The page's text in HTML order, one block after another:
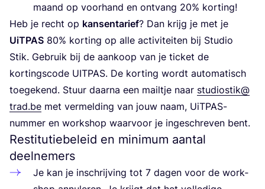
maand op voor­hand en ont­vang 20% korting!
Heb je recht op kan­sen­ta­rief? Dan krijg je met je
UiT­PAS 80% kor­ting op alle acti­vi­tei­ten bij Stu­dio
Stik. Gebruik bij de aan­koop van je tic­ket de
kor­tings­co­de UIT­PAS. De kor­ting wordt auto­ma­tisch
toe­ge­kend. Stuur daar­na een mail­tje naar studiostik@​
trad.​be met ver­mel­ding van jouw naam, UiT­PAS-
num­mer en work­shop waar­voor je inge­schre­ven bent.
Restitutiebeleid en minimum aantal
deelnemers
Je kan je inschrij­ving tot 7 dagen voor de work­